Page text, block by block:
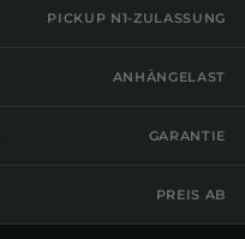
PICKUP N1-ZULASSUNG
ANHÄNGELAST
GARANTIE
PREIS AB